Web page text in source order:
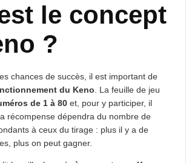
le concept
?
chances de succès, il est important de
du Keno. La feuille de jeu
de 1 à 80 et, pour y participer, il
récompense dépendra du nombre de
à ceux du tirage : plus il y a de
plus on peut gagner.